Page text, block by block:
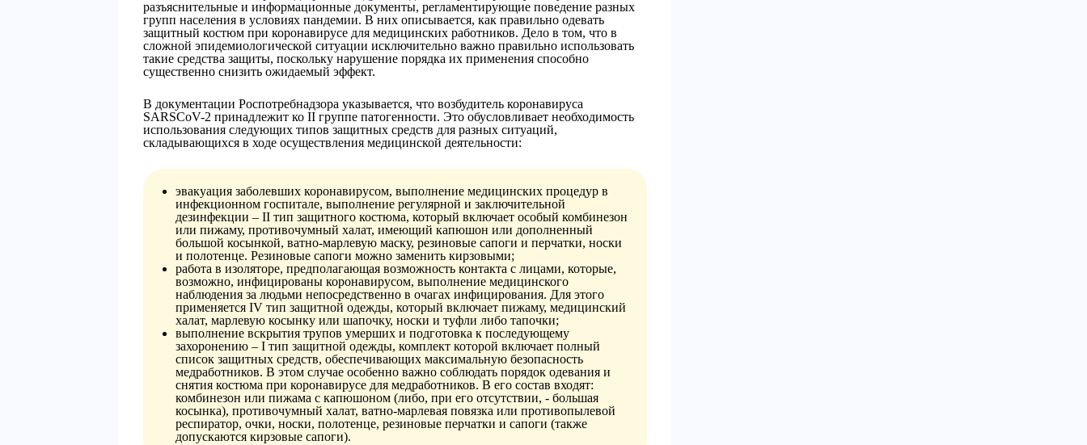
разъяснительные и информационные документы, регламентирующие поведение разных
групп населения в условиях пандемии. В них описывается, как правильно одевать
защитный костюм при коронавирусе для медицинских работников. Дело в том, что в
сложной эпидемиологической ситуации исключительно важно правильно использовать
такие средства защиты, поскольку нарушение порядка их применения способно
существенно снизить ожидаемый эффект.
В документации Роспотребнадзора указывается, что возбудитель коронавируса
SARSCoV-2 принадлежит ко II группе патогенности. Это обусловливает необходимость
использования следующих типов защитных средств для разных ситуаций,
складывающихся в ходе осуществления медицинской деятельности:
эвакуация заболевших коронавирусом, выполнение медицинских процедур в
инфекционном госпитале, выполнение регулярной и заключительной
дезинфекции – II тип защитного костюма, который включает особый комбинезон
или пижаму, противочумный халат, имеющий капюшон или дополненный
большой косынкой, ватно-марлевую маску, резиновые сапоги и перчатки, носки
и полотенце. Резиновые сапоги можно заменить кирзовыми;
работа в изоляторе, предполагающая возможность контакта с лицами, которые,
возможно, инфицированы коронавирусом, выполнение медицинского
наблюдения за людьми непосредственно в очагах инфицирования. Для этого
применяется IV тип защитной одежды, который включает пижаму, медицинский
халат, марлевую косынку или шапочку, носки и туфли либо тапочки;
выполнение вскрытия трупов умерших и подготовка к последующему
захоронению – I тип защитной одежды, комплект которой включает полный
список защитных средств, обеспечивающих максимальную безопасность
медработников. В этом случае особенно важно соблюдать порядок одевания и
снятия костюма при коронавирусе для медработников. В его состав входят:
комбинезон или пижама с капюшоном (либо, при его отсутствии, - большая
косынка), противочумный халат, ватно-марлевая повязка или противопылевой
респиратор, очки, носки, полотенце, резиновые перчатки и сапоги (также
допускаются кирзовые сапоги).